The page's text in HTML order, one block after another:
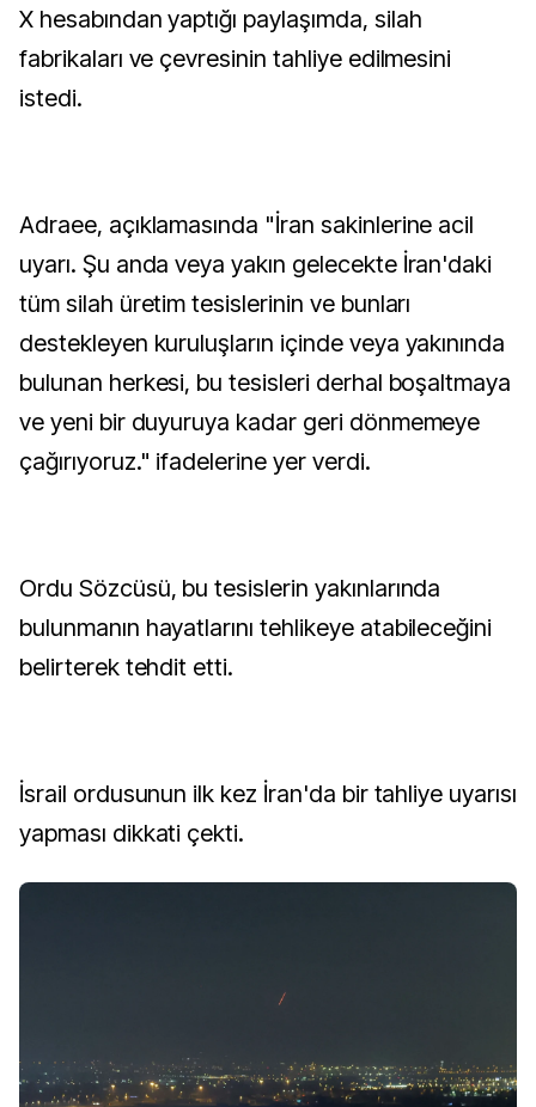
X hesabından yaptığı paylaşımda, silah
fabrikaları ve çevresinin tahliye edilmesini
istedi.
Adraee, açıklamasında "İran sakinlerine acil
uyarı. Şu anda veya yakın gelecekte İran'daki
tüm silah üretim tesislerinin ve bunları
destekleyen kuruluşların içinde veya yakınında
bulunan herkesi, bu tesisleri derhal boşaltmaya
ve yeni bir duyuruya kadar geri dönmemeye
çağırıyoruz." ifadelerine yer verdi.
Ordu Sözcüsü, bu tesislerin yakınlarında
bulunmanın hayatlarını tehlikeye atabileceğini
belirterek tehdit etti.
İsrail ordusunun ilk kez İran'da bir tahliye uyarısı
yapması dikkati çekti.